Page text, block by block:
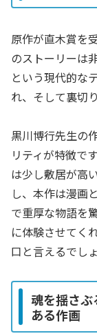
原作が直木賞を
のストーリーは
という現代的な
れ、そして裏切
黒川博行先生の
リティが特徴で
は少し敷居が高
し、本作は漫画
で重厚な物語を
に体験させてく
口と言えるでしょ
魂を揺さ
ある作画